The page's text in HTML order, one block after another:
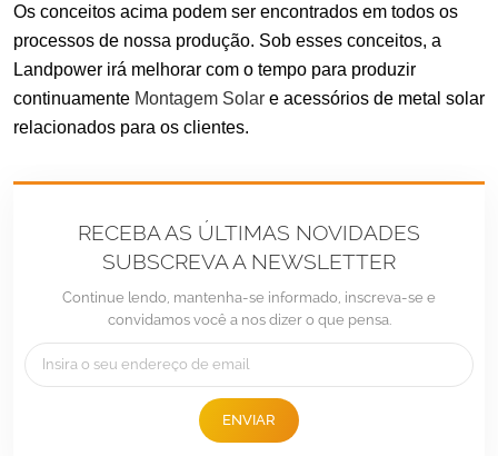
Os conceitos acima podem ser encontrados em todos os
processos de nossa produção. Sob esses conceitos, a
Landpower irá melhorar com o tempo para produzir
continuamente Montagem Solar e acessórios de metal solar
relacionados para os clientes.
RECEBA AS ÚLTIMAS NOVIDADES
SUBSCREVA A NEWSLETTER
Continue lendo, mantenha-se informado, inscreva-se e
convidamos você a nos dizer o que pensa.
ENVIAR
Tel : +86 -592-6212776
Sales@LandpowerSolar.com
Add : Unit 206-9, No 15, Duiying Road, Jimei District, Xiamen, China